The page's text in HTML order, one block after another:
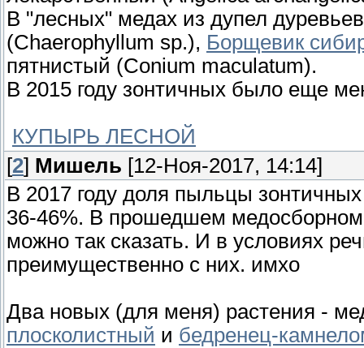
В "лесных" медах из дупел
(Chaerophyllum sp.), Борщевик
пятнистый (Conium maculatum).
В 2015 году зонтичных было еще
КУПЫРЬ ЛЕСНОЙ
[2] Мишель [12-Ноя-2017, 14:14]
В 2017 году доля пыльцы
36-46%. В прошедшем медосборном
можно так сказать. И в условиях
преимущественно с них. имхо
Два новых (для меня) растения -
плосколистный и бедренец-